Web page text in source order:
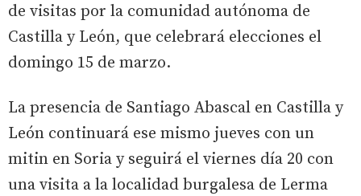
de visitas por la comunidad autónoma de
Castilla y León, que celebrará elecciones el
domingo 15 de marzo.
La presencia de Santiago Abascal en Castilla y
León continuará ese mismo jueves con un
mitin en Soria y seguirá el viernes día 20 con
una visita a la localidad burgalesa de Lerma